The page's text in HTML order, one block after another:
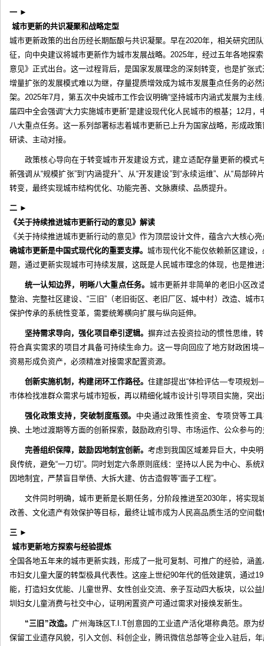
一 ►
城市更新的共识凝聚和战略定型
城市更新政策的出台历经长期酝酿与共识凝聚。早在2020年，相关研究团
征，向中央建议将城市更新作为城市发展战略。2025年，经过五年各地探
意见》正式出台。这一过程背后，是国家发展理念的深刻转变，也是扩张
增量扩张的发展模式难以为继，存量提质增效成为城市发展重点任务的必
架。2025年7月，第五次中央城市工作会议明确“坚持城市内涵式发展为主
届四中全会强调“大力实施城市更新”是建设现代化人民城市的根基；12月
八大重点任务。这一系列部署标志着城市更新已上升为国家战略，形成政
研读、主动对接。
政策核心导向在于转变城市开发建设方式，建立适配存量更新的模式
新强调从“规模扩张”到“内涵提升”、从“开发建设”到“永续运维”、从“局部碎
转变，最终实现城市结构优化、功能完善、文脉赓续、品质提升。
二 ►
《关于持续推进城市更新行动的意见》解读
《关于持续推进城市更新行动的意见》作为顶层设计文件，蕴含六大核心
确城市更新是中国式现代化的重要支撑。 城市现代化不能仅依赖新区建设
题，通过更新实现城市可持续发展，这既是人民城市理念的体现，也是推
统一认知边界，明晰八大重点任务。 城市更新并非简单的老旧小区改
整治、完整社区建设、“三旧”（老旧街区、老旧厂区、城中村）改造、城
保护传承的系统性变革，需要统筹横向扩展与纵向延伸。
坚持需求导向，强化项目牵引逻辑。 摒弃过去投资拉动的惯性思维，
符合真实需求的项目才具备可持续生命力。这一导向回应了地方财政困
资易形成负资产，必须精准对接需求配置资源。
创新实施机制，构建闭环工作路径。 住建部提出“体检评估—专项规划
市体检找准群众需求与城市短板，再以精细化城市设计引导项目实施，突
强化政策支持，突破制度瓶颈。 中央通过政策性资金、专项贷等工
换、土地过渡期等方面的创新探索，鼓励政府引导、市场运作、公众参与
完善组织保障，鼓励因地制宜创新。 考虑到我国区域差异巨大，中央
良传统，避免“一刀切”。同时划定六条原则底线：坚持以人民为中心、系
因地制宜，严禁盲目举债、大拆大建、仿古造假等“面子工程”。
文件同时明确，城市更新是长期任务，分阶段推进至2030年，将实
改善、文化遗产有效保护等目标，最终让城市成为人民高品质生活的空间载
三 ►
城市更新地方探索与经验提炼
全国各地五年来的城市更新实践，形成了一批可复制、可推广的经验，涵
市妇女儿童大厦的转型极具代表性。这座上世纪90年代的低效建筑，通过
能，打造妇女优能、儿童世界、女性创业交流、亲子互动四大板块，以公
圳妇女儿童消费与社交中心，证明闲置资产可通过需求对接焕发新生。
“三旧”改造。 广州海珠区T.I.T创意园的工业遗产活化堪称典范。原
保留工业遗存风貌，引入文创、科创企业，腾讯微信总部等企业入驻后，